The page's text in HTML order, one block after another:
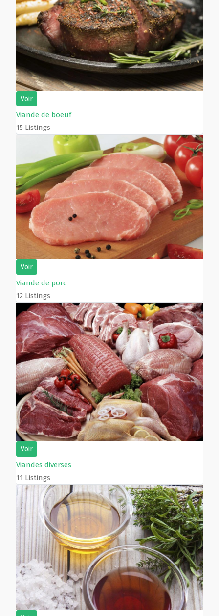
Voir
Viande de boeuf
15 Listings
Voir
Viande de porc
12 Listings
Voir
Viandes diverses
11 Listings